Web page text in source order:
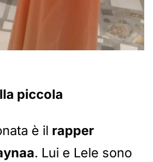
piccola
è il rapper
. Lui e Lele sono